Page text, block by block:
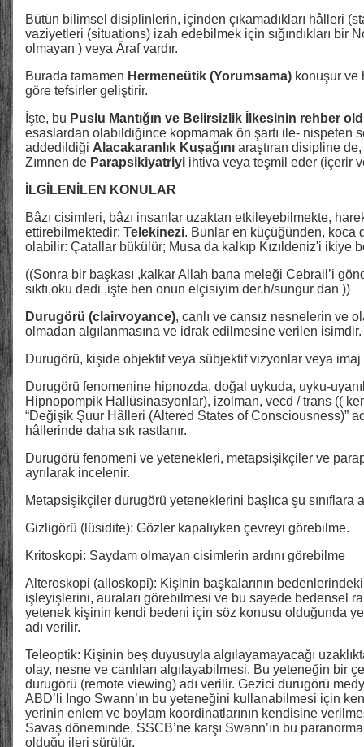
Bütün bilimsel disiplinlerin, içinden çıkamadıkları hâlleri
vaziyetleri (situations) izah edebilmek için sığındıkları bir
olmayan ) veya Âraf vardır.
Burada tamamen Hermeneütik (Yorumsama) konuşur ve
göre tefsirler geliştirir.
İşte, bu Puslu Mantığın ve Belirsizlik İlkesinin rehber
esaslardan olabildiğince kopmamak ön şartı ile- nispeten
addedildiği Alacakaranlık Kuşağını araştıran disipline
Zımnen de Parapsikiyatriyi ihtiva veya teşmil eder (içerir
İLGİLENİLEN KONULAR
Bâzı cisimleri, bâzı insanlar uzaktan etkileyebilmekte,
ettirebilmektedir: Telekinezi. Bunlar en küçüğünden, koca
olabilir: Çatallar bükülür; Musa da kalkıp Kızıldeniz'i ikiye
((Sonra bir başkası ,kalkar Allah bana meleği Cebrail’i
sıktı,oku dedi ,işte ben onun elçisiyim der.h/sungur dan ))
Durugörü (clairvoyance), canlı ve cansız nesnelerin ve
olmadan algılanmasına ve idrak edilmesine verilen isimdir.
Durugörü, kişide objektif veya sübjektif vizyonlar veya imaj
Durugörü fenomenine hipnozda, doğal uykuda, uyku-
Hipnopompik Hallüsinasyonlar), izolman, vecd / trans ((
“Değişik Şuur Hâlleri (Altered States of Consciousness)”
hâllerinde daha sık rastlanır.
Durugörü fenomeni ve yetenekleri, metapsişikçiler ve
ayrılarak incelenir.
Metapsişikçiler durugörü yeteneklerini başlıca şu sınıflara
Gizligörü (lüsidite): Gözler kapalıyken çevreyi görebilme.
Kritoskopi: Saydam olmayan cisimlerin ardını görebilme
Alteroskopi (alloskopi): Kişinin başkalarının bedenlerindeki
işleyişlerini, auraları görebilmesi ve bu sayede bedensel
yetenek kişinin kendi bedeni için söz konusu olduğunda
adı verilir.
Teleoptik: Kişinin beş duyusuyla algılayamayacağı
olay, nesne ve canlıları algılayabilmesi. Bu yeteneğin bir
durugörü (remote viewing) adı verilir. Gezici durugörü
ABD’li Ingo Swann’ın bu yeteneğini kullanabilmesi için
yerinin enlem ve boylam koordinatlarının kendisine
Savaş döneminde, SSCB’ne karşı Swann’ın bu
olduğu ileri sürülür.